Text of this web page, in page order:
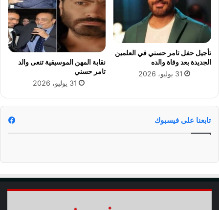
ن
ا
ن
و
ا
ه
ت
م
م
م
ن
تأجيل حفل تامر حسني في العلمين
الجديدة بعد وفاة والده
31 يوليو، 2026
نقابة المهن الموسيقية تنعى والد
تامر حسني
31 يوليو، 2026
تابعنا على فيسبوك